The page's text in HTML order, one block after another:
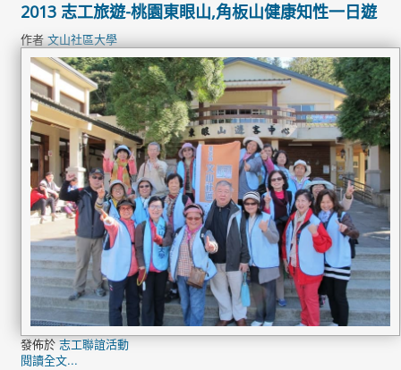
2013 志工旅遊-桃園東眼山,角板山健康知性一日遊
作者文山社區大學
發佈於 志工聯誼活動
閱讀全文...